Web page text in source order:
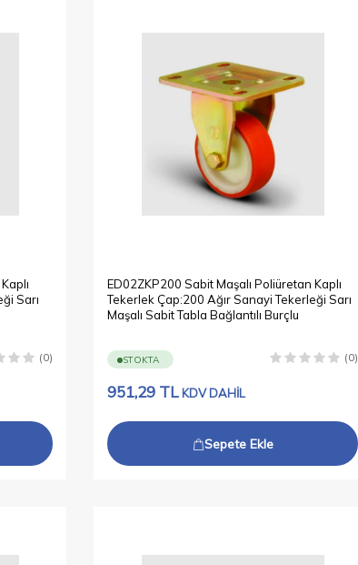
Sarı
(0)
ED02ZKP200 Sabit Maşalı Poliüretan Kaplı
Tekerlek Çap:200 Ağır Sanayi Tekerleği Sarı
Maşalı Sabit Tabla Bağlantılı Burçlu
STOKTA (0)
951,29 TL KDV DAHİL
Sepete Ekle